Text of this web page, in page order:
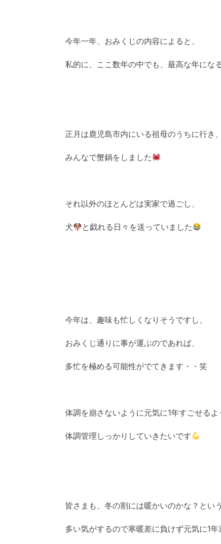
今年一年、おみくじの内容によると、
私的に、ここ数年の中でも、最高な年にな
正月は鹿児島市内にいる祖母のうちに行き、
みんなで蟹鍋をしました
それ以外のほとんどは実家で過ごし、
犬 と戯れる日々を送っていました
今年は、趣味も忙しくなりそうですし、
おみくじ通りに事が運ぶのであれば、
多忙を極める可能性がでてきます・・笑
体調を崩さないように元気に1年すごせるよ
体調管理しっかりしていきたいです
皆さまも、冬の割には暖かいのかな？とい
多い気がするので寒暖差に負けず元気に1